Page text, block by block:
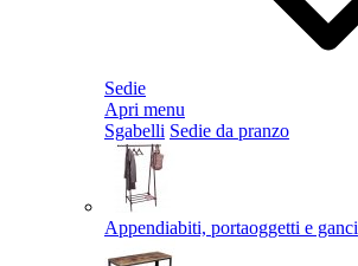
Sedie
Apri menu
Sgabelli Sedie da pranzo
Appendiabiti, portaoggetti e ganci